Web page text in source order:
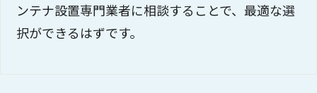
ンテナ設置専門業者に相談することで、最適な選
択ができるはずです。